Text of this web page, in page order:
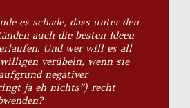
es schade, dass unter den
auch die besten Ideen
Und wer will es all
verübeln, wenn sie
negativer
ja eh nichts”) recht